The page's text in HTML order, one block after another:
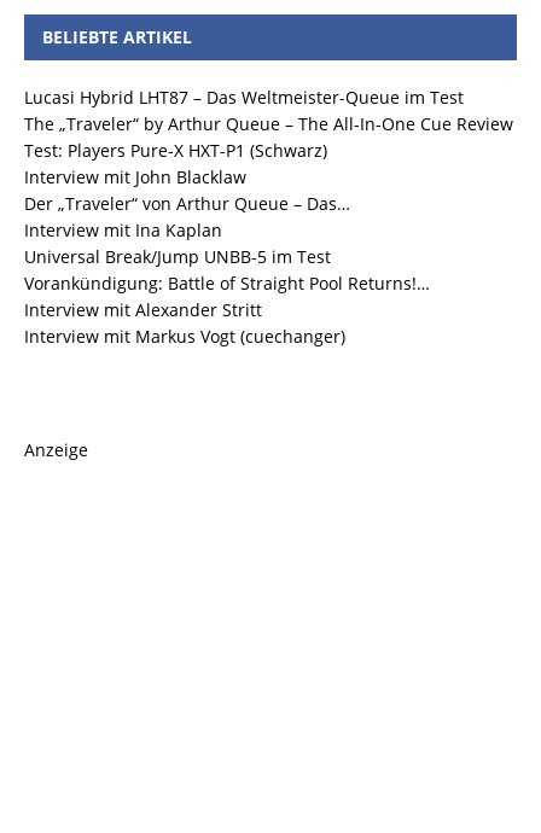
BELIEBTE ARTIKEL
Lucasi Hybrid LHT87 – Das Weltmeister-Queue im Test
The „Traveler“ by Arthur Queue – The All-In-One Cue Review
Test: Players Pure-X HXT-P1 (Schwarz)
Interview mit John Blacklaw
Der „Traveler“ von Arthur Queue – Das…
Interview mit Ina Kaplan
Universal Break/Jump UNBB-5 im Test
Vorankündigung: Battle of Straight Pool Returns!…
Interview mit Alexander Stritt
Interview mit Markus Vogt (cuechanger)
Anzeige